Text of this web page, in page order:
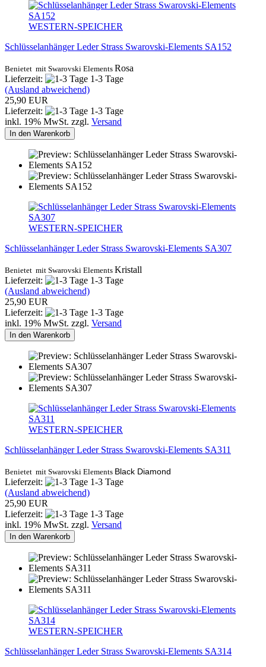
WESTERN-SPEICHER
Schlüsselanhänger Leder Strass Swarovski-Elements SA152
Benietet mit Swarovski Elements Rosa
Lieferzeit:
1-3 Tage
(Ausland abweichend)
25,90 EUR
Lieferzeit:
1-3 Tage
inkl. 19% MwSt. zzgl. Versand
In den Warenkorb
WESTERN-SPEICHER
Schlüsselanhänger Leder Strass Swarovski-Elements SA307
Benietet mit Swarovski Elements Kristall
Lieferzeit:
1-3 Tage
(Ausland abweichend)
25,90 EUR
Lieferzeit:
1-3 Tage
inkl. 19% MwSt. zzgl. Versand
In den Warenkorb
WESTERN-SPEICHER
Schlüsselanhänger Leder Strass Swarovski-Elements SA311
Benietet mit Swarovski Elements Black Diamond
Lieferzeit:
1-3 Tage
(Ausland abweichend)
25,90 EUR
Lieferzeit:
1-3 Tage
inkl. 19% MwSt. zzgl. Versand
In den Warenkorb
WESTERN-SPEICHER
Schlüsselanhänger Leder Strass Swarovski-Elements SA314